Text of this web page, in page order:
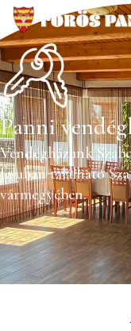
Panni
Vendégházunk
faluban található
vármegyében.